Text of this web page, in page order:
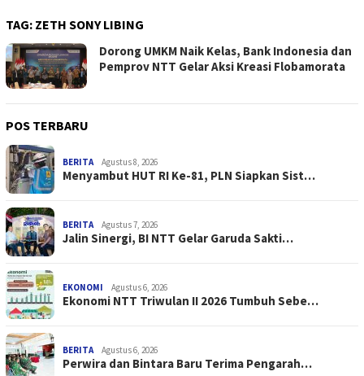
TAG: ZETH SONY LIBING
Dorong UMKM Naik Kelas, Bank Indonesia dan
Pemprov NTT Gelar Aksi Kreasi Flobamorata
POS TERBARU
BERITA Agustus 8, 2026
Menyambut HUT RI Ke-81, PLN Siapkan Sist…
BERITA Agustus 7, 2026
Jalin Sinergi, BI NTT Gelar Garuda Sakti…
EKONOMI Agustus 6, 2026
Ekonomi NTT Triwulan II 2026 Tumbuh Sebe…
BERITA Agustus 6, 2026
Perwira dan Bintara Baru Terima Pengarah…